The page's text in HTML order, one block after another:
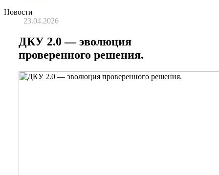
Новости
23.04.2026
ДКУ 2.0 — эволюция
проверенного решения.